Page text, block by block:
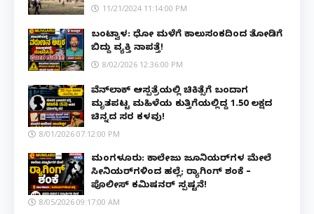
11/21/2024 11:14:00 PM
ಬಂಟ್ವಾಳ: ಧೋ ಮಳೆಗೆ ಕಾಲುಸಂಕದಿಂದ ತೋಡಿಗೆ
ಬಿದ್ದು ವ್ಯಕ್ತಿ ನಾಪತ್ತೆ!
8/02/2026 12:36:00 PM
ವೆನ್‌ಲಾಕ್ ಆಸ್ಪತ್ರೆಯಲ್ಲಿ ಚಿಕಿತ್ಸೆಗೆ ಬಂದಾಗ
ಮೃತಪಟ್ಟ ಮಹಿಳೆಯ ಕುತ್ತಿಗೆಯಲ್ಲಿದ್ದ ₹1.50 ಲಕ್ಷದ
ಚಿನ್ನದ ಸರ ಕಳವು!
8/01/2026 07:12:00 PM
ಮಂಗಳೂರು: ಕಾಲೇಜು ಜೂನಿಯರ್‌ಗಳ ಮೇಲೆ
ಸೀನಿಯರ್‌ಗಳಿಂದ ಹಲ್ಲೆ; ರ‌್ಯಾಗಿಂಗ್ ಶಂಕೆ –
ಪೊಲೀಸ್ ಕಮಿಷನರ್ ಸ್ಪಷ್ಟನೆ!
8/05/2026 09:17:00 AM